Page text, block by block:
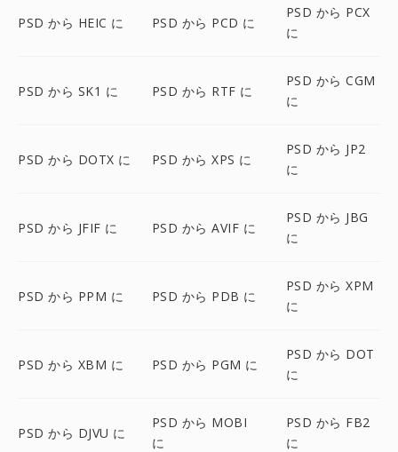
PSD から HEIC に PSD から PCD に
PSD から PCX
に
PSD から SK1 に PSD から RTF に
PSD から CGM
に
PSD から DOTX に PSD から XPS に
PSD から JP2
に
PSD から JFIF に PSD から AVIF に
PSD から JBG
に
PSD から PPM に PSD から PDB に
PSD から XPM
に
PSD から XBM に PSD から PGM に
PSD から DOT
に
PSD から DJVU に
PSD から MOBI
に
PSD から FB2
に